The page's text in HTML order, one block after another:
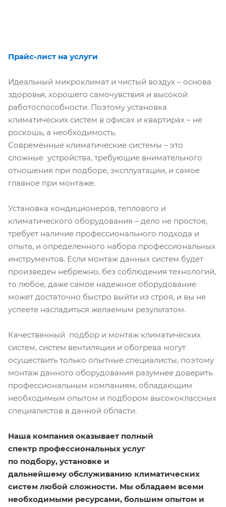
Прайс-лист на услуги
Идеальный микроклимат и чистый воздух – основа
здоровья, хорошего самочувствия и высокой
работоспособности. Поэтому установка
климатических систем в офисах и квартирах – не
роскошь, а необходимость.
Современные климатические системы – это
сложные устройства, требующие внимательного
отношения при подборе, эксплуатации, и самое
главное при монтаже.
Установка кондиционеров, теплового и
климатического оборудования – дело не простое,
требует наличие профессионального подхода и
опыта, и определенного набора профессиональных
инструментов. Если монтаж данных систем будет
произведен небрежно, без соблюдения технологий,
то любое, даже самое надежное оборудование
может достаточно быстро выйти из строя, и вы не
успеете насладиться желаемым результатом.
Качественный подбор и монтаж климатических
систем, систем вентиляции и обогрева могут
осуществить только опытные специалисты, поэтому
монтаж данного оборудования разумнее доверить
профессиональным компаниям, обладающим
необходимым опытом и подбором высококлассных
специалистов в данной области.
Наша компания оказывает полный
спектр профессиональных услуг
по подбору, установке и
дальнейшему обслуживанию климатических
систем любой сложности. Мы обладаем всеми
необходимыми ресурсами, большим опытом и